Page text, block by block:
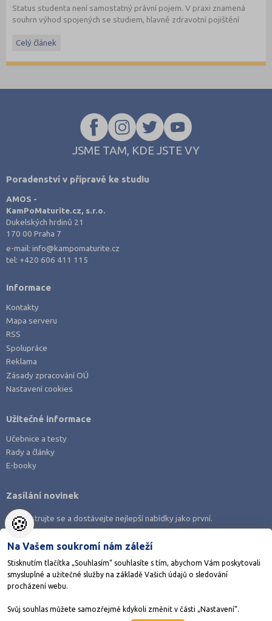
Status studenta není samostatný právní pojem. V praxi znamená
souhrn výhod spojených se studiem, hlavně zdravotní pojištění
Celý článek
JSME TAM, KDE JSTE VY
Poradenství v přípravě ke studiu
AMOS -
KamPoMaturite.cz, s.r.o.
Dukelských hrdinů 21
170 00 Praha 7
e-mail:info@kampomaturite.cz
tel: +420 606 411 115
Informace
Kontakty
Mapa serveru
RSS
Spolupráce
Reklama
Zásady zpracování OÚ
Nastavení cookies
Stáhněte si aplikaci Adresář škol
Užitečné informace
Učebnice a testy
Rady a články
E-booky
Zasílání novinek
Zaregistrujte se a dostávejte nejlepší nabídky jako první.
🍪
Na Vašem soukromí nám záleží
Stisknutím tlačítka „Souhlasím“ souhlasíte s tím, abychom Vám poskytovali
smysluplné a užitečné služby na základě Vašich údajů o sledování
procházení webu.
Svůj souhlas můžete samozřejmě kdykoli změnit v části „Nastavení“.